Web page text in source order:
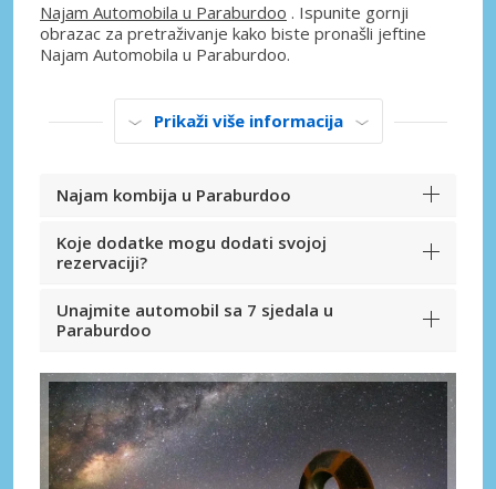
Najam Automobila u Paraburdoo . Ispunite gornji
obrazac za pretraživanje kako biste pronašli jeftine
Najam Automobila u Paraburdoo.
Prikaži više informacija
Najam kombija u Paraburdoo
Koje dodatke mogu dodati svojoj
rezervaciji?
Unajmite automobil sa 7 sjedala u
Paraburdoo